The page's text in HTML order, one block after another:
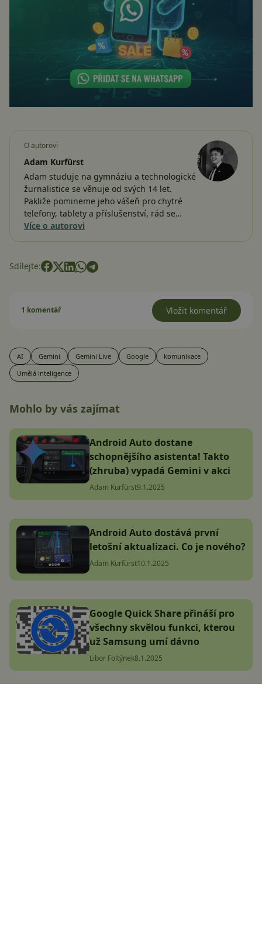
O autorovi
Adam Kurfürst
Adam studuje na gymnáziu a technologické
žurnalistice se věnuje od svých 14 let.
Pakliže pomineme jeho vášeň pro chytré
telefony, tablety a příslušenství, rád se…
Více o autorovi
Sdílejte:
1 komentář Vložit komentář
AI Gemini Gemini Live Google
komunikace
Umělá inteligence
Mohlo by vás zajímat
Android Auto dostane
schopnějšího asistenta! Takto
(zhruba) vypadá Gemini v akci
Adam Kurfürst9.1.2025
Android Auto dostává první
letošní aktualizaci. Co je nového?
Adam Kurfürst10.1.2025
Google Quick Share přináší pro
všechny skvělou funkci, kterou
už Samsung umí dávno
Libor Foltýnek8.1.2025